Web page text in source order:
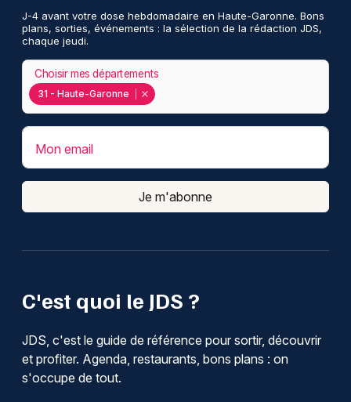
C'est quoi le JDS ?
JDS, c'est le guide de référence pour sortir, découvrir
et profiter. Agenda, restaurants, bons plans : on
s'occupe de tout.
J-4 avant votre dose hebdomadaire en Haute-Garonne. Bons
plans, sorties, événements : la sélection de la rédaction JDS,
chaque jeudi.
31 - Haute-Garonne
Choisir mes départements
Mon email
Je m'abonne